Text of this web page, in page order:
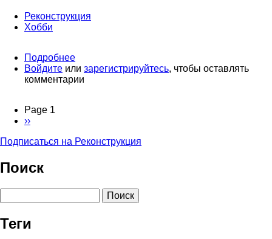
Реконструкция
Хобби
Подробнее
Строевая
подготовка
Войдите или зарегистрируйтесь, чтобы оставлять
комментарии
Нумерация
Page 1
Следующая
››
Подписаться на Реконструкция
Поиск
Теги